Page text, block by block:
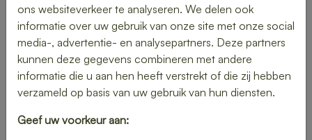
Nederland»Limburg» Wanssum
Lunch laten bezorgen in
Wanssum – vers, snel en
smaakvol
ons websiteverkeer te analyseren. We delen ook
informatie over uw gebruik van onze site met onze social
media-, advertentie- en analysepartners. Deze partners
kunnen deze gegevens combineren met andere
informatie die u aan hen heeft verstrekt of die zij hebben
verzameld op basis van uw gebruik van hun diensten.
Geef uw voorkeur aan: